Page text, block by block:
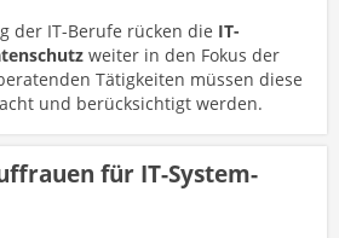
der IT-Berufe rücken die IT-
weiter in den Fokus der
Tätigkeiten müssen diese
und berücksichtigt werden.
für IT-System-